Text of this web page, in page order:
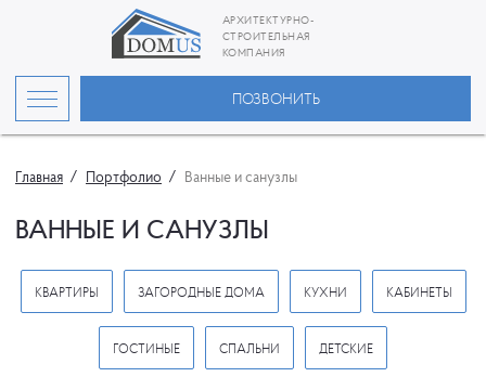
АРХИТЕКТУРНО-
СТРОИТЕЛЬНАЯ
КОМПАНИЯ
ПОЗВОНИТЬ
Главная Портфолио Ванные и санузлы
ВАННЫЕ И САНУЗЛЫ
КВАРТИРЫ ЗАГОРОДНЫЕ ДОМА КУХНИ КАБИНЕТЫ
ГОСТИНЫЕ СПАЛЬНИ ДЕТСКИЕ